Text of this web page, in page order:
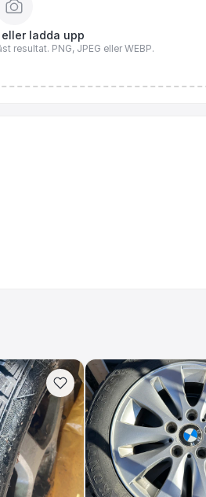
ladda upp
resultat. PNG, JPEG eller WEBP.